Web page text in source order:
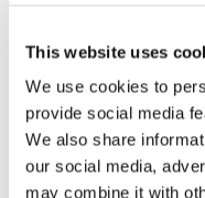
This website uses
We use cookies to
provide social media
We also share
our social media,
may combine it with
Informations sur
Registre du commerce No.
Numéro d'identification
IBAN NL63 RABO
Bob Sprengers
Niels Jansen